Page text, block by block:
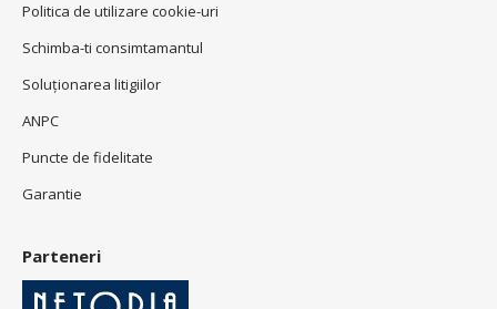
Politica de utilizare cookie-uri
Schimba-ti consimtamantul
Soluționarea litigiilor
ANPC
Puncte de fidelitate
Garantie
Parteneri